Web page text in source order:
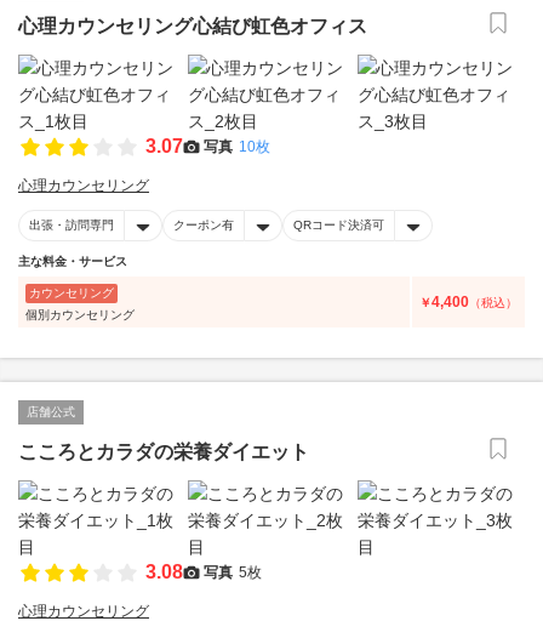
心理カウンセリング心結び虹色オフィス
3.07 写真 10枚
心理カウンセリング
出張・訪問専門 クーポン有 QRコード決済可
主な料金・サービス
カウンセリング
個別カウンセリング
￥4,400 （税込）
店舗公式
こころとカラダの栄養ダイエット
3.08 写真 5枚
心理カウンセリング